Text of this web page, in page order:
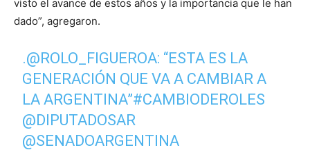
visto el avance de estos años y la importancia que le han
dado”, agregaron.
.@ROLO_FIGUEROA: “ESTA ES LA
GENERACIÓN QUE VA A CAMBIAR A
LA ARGENTINA”#CAMBIODEROLES
@DIPUTADOSAR
@SENADOARGENTINA